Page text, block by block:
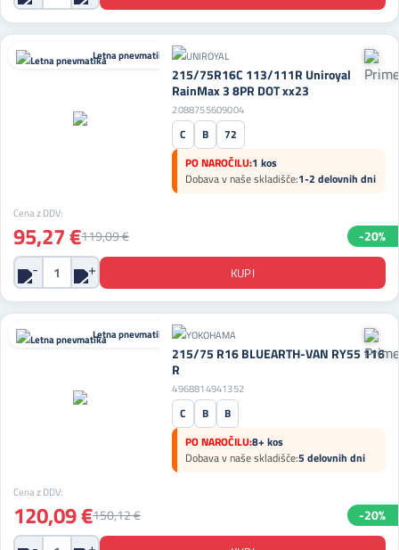
Letna pnevmatika
215/75R16C 113/111R Uniroyal
RainMax 3 8PR DOT xx23
2088755609004
C B
72
PO NAROČILU:1 kos
Dobava v naše skladišče:1-2 delovnih dni
Cena z DDV:
95,27 €119,09 € -20%
Letna pnevmatika
215/75 R16 BLUEARTH-VAN RY55 116
R
4968814941352
C B
B
PO NAROČILU:8+ kos
Dobava v naše skladišče:5 delovnih dni
Cena z DDV:
120,09 €150,12 € -20%